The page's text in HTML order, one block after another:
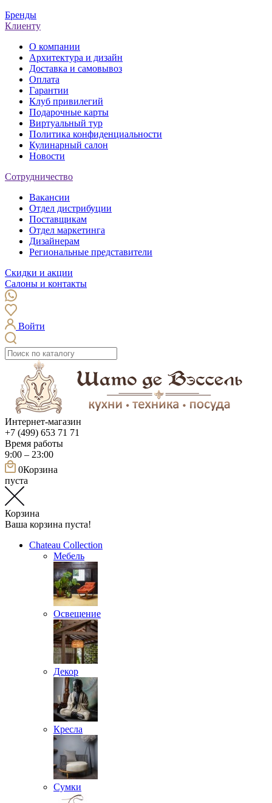
Бренды
Клиенту
О компании
Архитектура и дизайн
Доставка и самовывоз
Оплата
Гарантии
Клуб привилегий
Подарочные карты
Виртуальный тур
Политика конфиденциальности
Кулинарный салон
Новости
Сотрудничество
Вакансии
Отдел дистрибуции
Поставщикам
Отдел маркетинга
Дизайнерам
Региональные представители
Скидки и акции
Салоны и контакты
Войти
Интернет-магазин
+7 (499) 653 71 71
Время работы
9:00 – 23:00
0Корзина
пуста
Корзина
Ваша корзина пуста!
Chateau Collection
Мебель
Освещение
Декор
Кресла
Сумки